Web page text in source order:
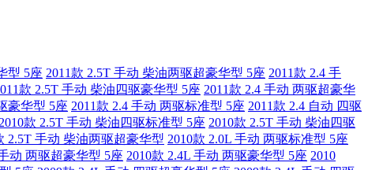
型 5座 2011款 2.5T 手动 柴油两驱超豪华型 5座 2011款 2.4 手
款 2.5T 手动 柴油四驱豪华型 5座 2011款 2.4 手动 两驱超豪华
豪华型 5座 2011款 2.4 手动 两驱标准型 5座 2011款 2.4 自动 四驱
2010款 2.5T 手动 柴油四驱标准型 5座 2010款 2.5T 手动 柴油四驱
2.5T 手动 柴油两驱超豪华型 2010款 2.0L 手动 两驱标准型 5座
动 两驱超豪华型 5座 2010款 2.4L 手动 两驱豪华型 5座 2010